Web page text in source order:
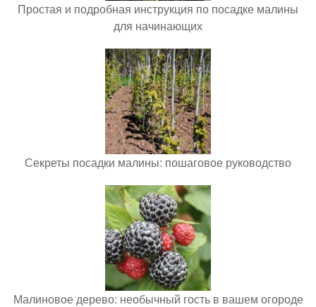
Простая и подробная инструкция по посадке малины
для начинающих
Секреты посадки малины: пошаговое руководство
Малиновое дерево: необычный гость в вашем огороде